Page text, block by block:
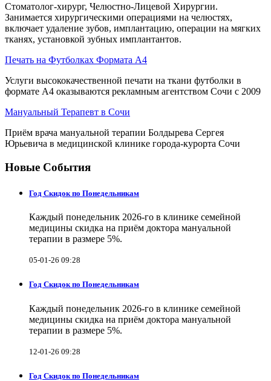
Стоматолог-хирург, Челюстно-Лицевой Хирургии.
Занимается хирургическими операциями на челюстях,
включает удаление зубов, имплантацию, операции на мягких
тканях, установкой зубных имплантантов.
Печать на Футболках Формата А4
Услуги высококачественной печати на ткани футболки в
формате А4 оказываются рекламным агентством Сочи с 2009
Мануальный Терапевт в Сочи
Приём врача мануальной терапии Болдырева Сергея
Юрьевича в медицинской клинике города-курорта Сочи
Новые События
Год Скидок по Понедельникам
Каждый понедельник 2026-го в клинике семейной
медицины скидка на приём доктора мануальной
терапии в размере 5%.
05-01-26 09:28
Год Скидок по Понедельникам
Каждый понедельник 2026-го в клинике семейной
медицины скидка на приём доктора мануальной
терапии в размере 5%.
12-01-26 09:28
Год Скидок по Понедельникам